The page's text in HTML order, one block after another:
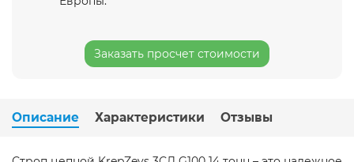
Заказать просчет стоимости
Описание Характеристики Отзывы